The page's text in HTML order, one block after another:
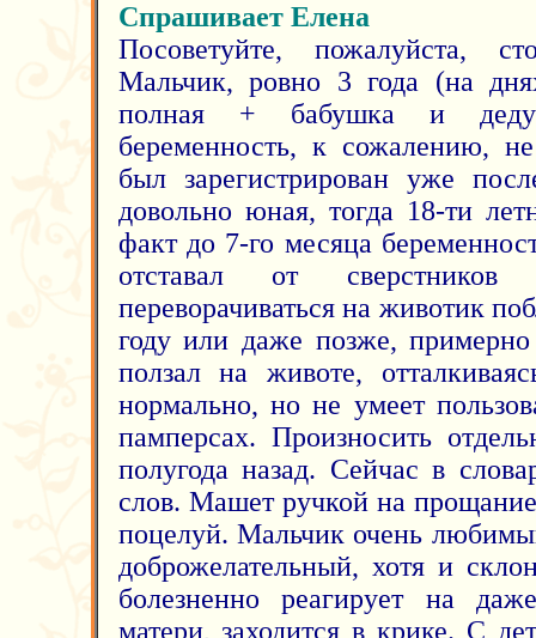
Спрашивает Елена
Посоветуйте, пожалуйста,
Мальчик, ровно 3 года (на
полная + бабушка и
беременность, к сожалению,
был зарегистрирован уже
довольно юная, тогда 18-ти
факт до 7-го месяца
отставал от
переворачиваться на животик
году или даже позже,
ползал на животе,
нормально, но не умеет
памперсах. Произносить
полугода назад. Сейчас в
слов. Машет ручкой на
поцелуй. Мальчик очень
доброжелательный, хотя и
болезненно реагирует на
матери, заходится в крике. С